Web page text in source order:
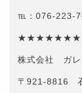
℡：076-223-
株式会社 ガ
〒921-8816